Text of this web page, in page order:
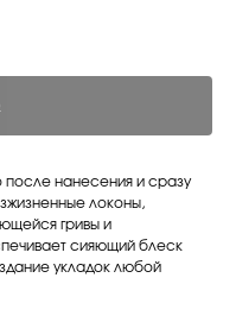
нанесения и сразу
локоны,
гривы и
сияющий блеск
укладок любой